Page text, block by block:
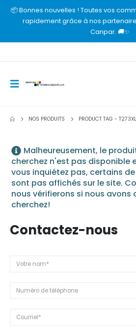
📦 Bonnes nouvelles ! Toutes vos
rapidement grâce à nos
Canpar. 🚚✨
NOS PRODUITS PRODUCT TAG -T273XL
Malheureusement, le
cherchez n'est pas disponible
vous inquiétez pas, certains
sont pas affichés sur le site.
nous vérifierons si nous avons
cherchez!
Contactez-nous